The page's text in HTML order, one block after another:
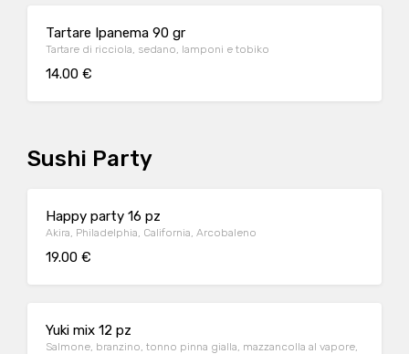
Tartare Ipanema 90 gr
Tartare di ricciola, sedano, lamponi e tobiko
14.00 €
Sushi Party
Happy party 16 pz
Akira, Philadelphia, California, Arcobaleno
19.00 €
Yuki mix 12 pz
Salmone, branzino, tonno pinna gialla, mazzancolla al vapore,